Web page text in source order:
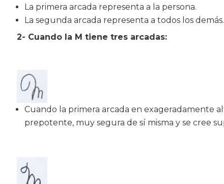
La primera arcada representa a la persona.
La segunda arcada representa a todos los demás.
2- Cuando la M tiene tres arcadas:
Cuando la primera arcada en exageradamente
prepotente, muy segura de sí misma y se cree